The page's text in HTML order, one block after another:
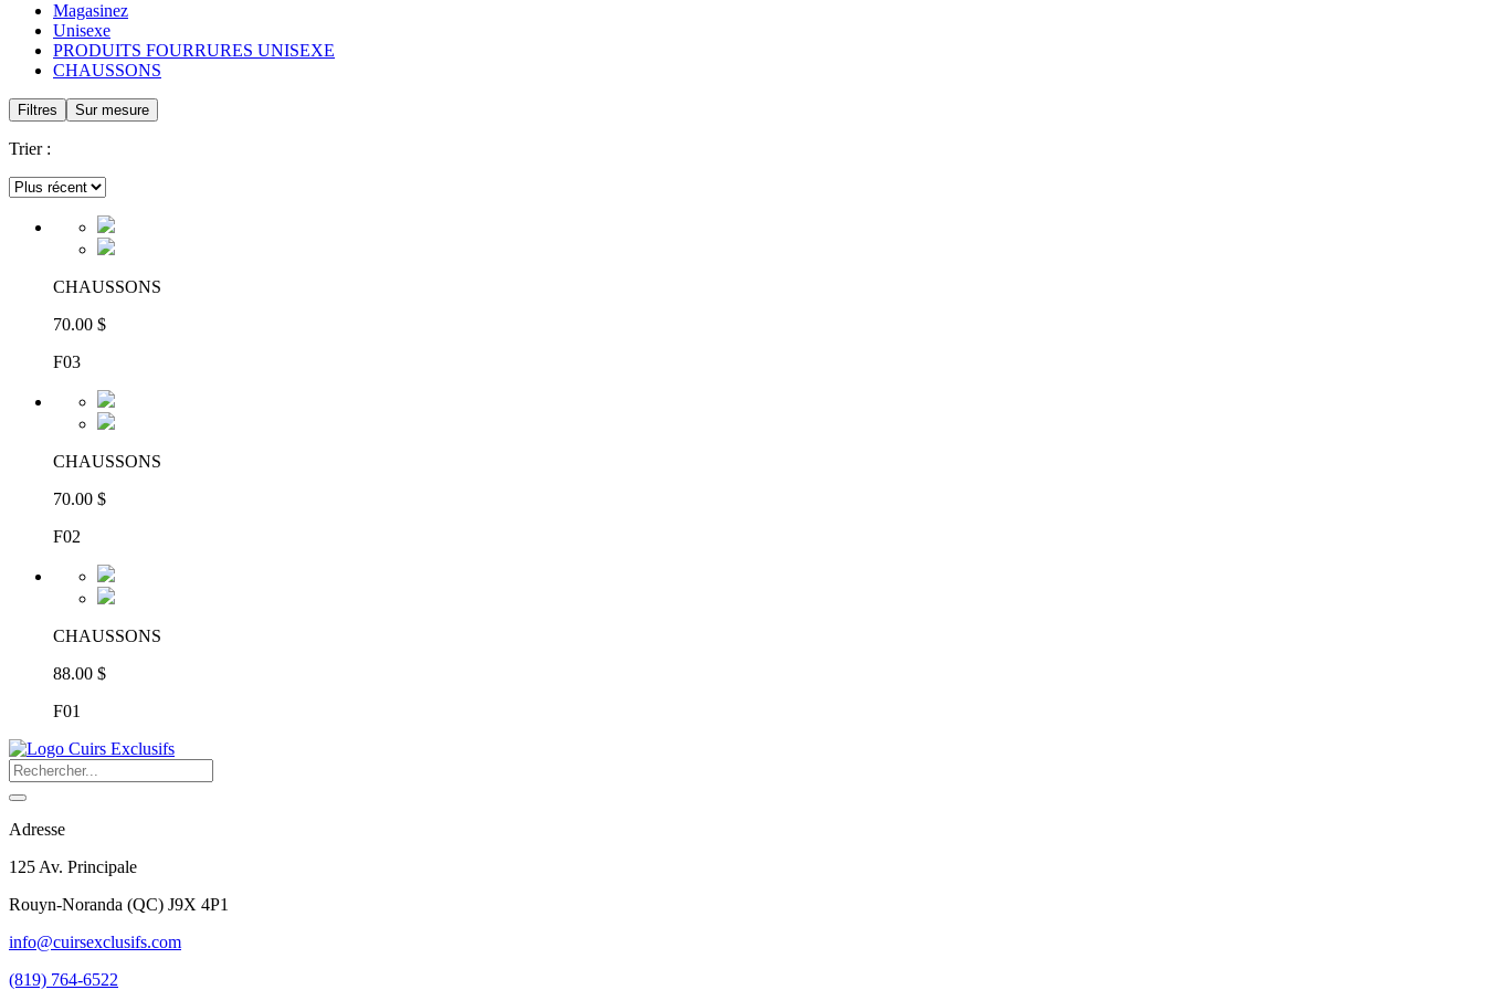
Magasinez
Unisexe
PRODUITS FOURRURES UNISEXE
CHAUSSONS
Filtres Sur mesure
Trier :
CHAUSSONS
70.00 $
F03
CHAUSSONS
70.00 $
F02
CHAUSSONS
88.00 $
F01
Adresse
125 Av. Principale
Rouyn-Noranda (QC) J9X 4P1
info@cuirsexclusifs.com
(819) 764-6522